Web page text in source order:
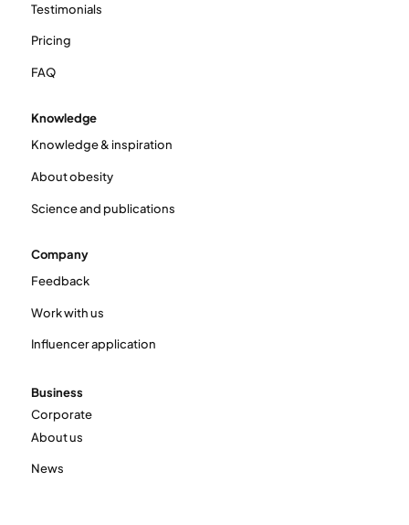
Testimonials
Pricing
FAQ
Knowledge
Knowledge & inspiration
About obesity
Science and publications
Company
Feedback
Work with us
Influencer application
Business
Corporate
About us
News